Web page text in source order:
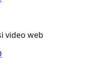
video web